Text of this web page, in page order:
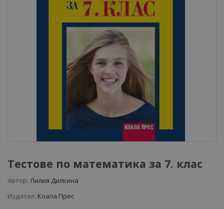
Тестове по математика за 7. клас
Автор: Лилия Дилкина
Издател: Коала Прес